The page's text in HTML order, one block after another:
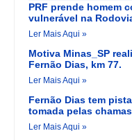
PRF prende homem
vulnerável na
Ler Mais Aqui »
Motiva Minas_SP
Fernão Dias, km 77.
Ler Mais Aqui »
Fernão Dias tem
tomada pelas
Ler Mais Aqui »